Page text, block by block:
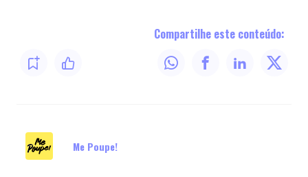
Compartilhe este conteúdo:
Me Poupe!